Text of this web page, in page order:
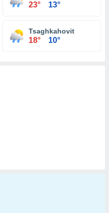
23° 13°
Tsaghkahovit
18° 10°